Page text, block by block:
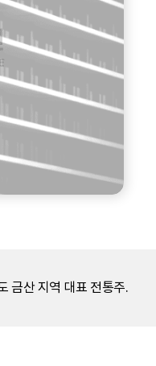
금산 지역 대표 전통주.